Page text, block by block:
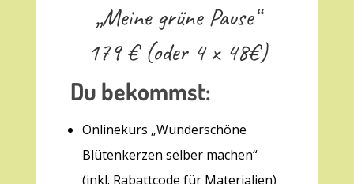
„Meine grüne Pause“
179 € (oder 4 x 48€)
Du bekommst:
Onlinekurs „Wunderschöne
Blütenkerzen selber machen“
(inkl. Rabattcode für Materialien)